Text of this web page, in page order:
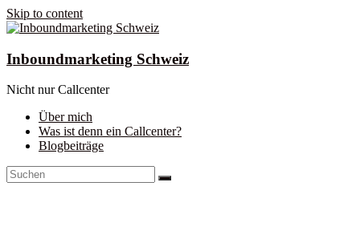
Skip to content
Inboundmarketing Schweiz
Nicht nur Callcenter
Über mich
Was ist denn ein Callcenter?
Blogbeiträge